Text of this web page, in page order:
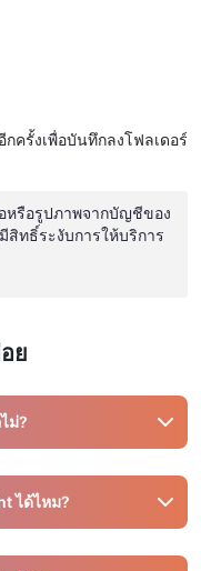
ครั้งเพื่อบันทึกลงโฟลเดอร์
หรือรูปภาพจากบัญชีของ
ทธิ์ระงับการให้บริการ
ย
ม่?
เพื่อบันทึกรูปภาพ
ได้ไหม?
ใน Highlight เท่านั้น